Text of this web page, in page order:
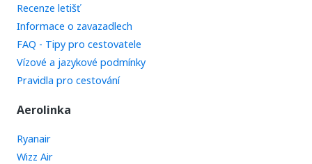
Recenze letišť
Informace o zavazadlech
FAQ - Tipy pro cestovatele
Vízové a jazykové podmínky
Pravidla pro cestování
Aerolinka
Ryanair
Wizz Air